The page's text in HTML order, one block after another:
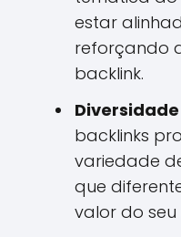
estar
reforçando
backlink.
backlinks
variedade
que
valor do